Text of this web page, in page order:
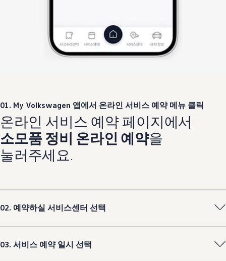
01. My Volkswagen 앱에서 온라인 서비스 예약 메뉴 클릭
온라인 서비스 예약 페이지에서
소모품 정비 온라인 예약을
눌러주세요.
02. 예약하실 서비스센터 선택
03. 서비스 예약 일시 선택